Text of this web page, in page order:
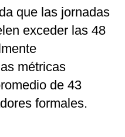
que las jornadas
exceder las 48
métricas
de 43
formales.